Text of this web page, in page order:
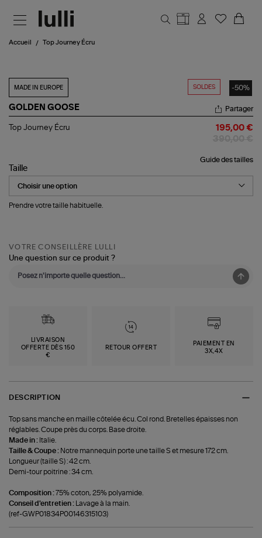
Accueil Top Journey Écru
SOLDES -50%
MADE IN EUROPE
GOLDEN GOOSE
Top
Partager
Top Journey Écru 195,00 €
Guide des tailles
Taille
Prendre votre taille habituelle.
VOTRE CONSEILLÈRE LULLI
Une question sur ce produit ?
LIVRAISON
OFFERTE DÈS 150
€
RETOUR OFFERT
PAIEMENT EN
3X,4X
DESCRIPTION
Top sans manche en maille côtelée écu. Col rond. Bretelles épaisses non
réglables. Coupe près du corps. Base droite.
Made in : Italie.
Taille & Coupe : Notre mannequin porte une taille S et mesure 172 cm.
Longueur (taille S) : 42 cm.
Demi-tour poitrine : 34 cm.
Composition :75% coton, 25% polyamide.
Conseil d'entretien :
Lavage à la main.
(ref-GWP01834P00146315103)